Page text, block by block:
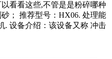
看看这些,不管是是粉碎哪种
； 推荐型号：HX06. 处理能
. 设备介绍：该设备又称 冲击